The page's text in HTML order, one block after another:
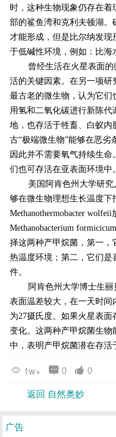
时，这种生物现象仍存在着
部的鲨鱼湾和克利夫顿湖
才能形成，但是比尔纳发
于低碱性环境，例如：比海
曾经生活在火星表面
活的关键因素。在另一项研
最古老的微生物，认为它们
用氢和二氧化碳进行新陈
地，也存活于牲畜、白蚁
古“极端微生物”能够在恶劣
因此并不需要氧气持续生
们也可存活在亚表面环境中。
美国阿肯色州大学研
够在微生物理想生长温度下
Methanothermobacter
Methanobacterium
择这两种产甲烷菌，第一
热温度环境；第二，它们是
件。
阿肯色州大学博士生丽
表面温差较大，在一天时间
为27摄氏度。如果火星表
变化。这两种产甲烷菌生
中，表明产甲烷菌潜在存活
1w+ 0
0
返回 自然奥妙
广告